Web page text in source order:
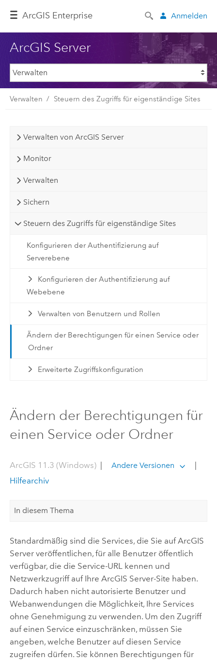
ArcGIS Enterprise Anmelden
ArcGIS Server
Verwalten Steuern des Zugriffs für eigenständige Sites
Verwalten von ArcGIS Server
Monitor
Verwalten
Sichern
Steuern des Zugriffs für eigenständige Sites
Konfigurieren der Authentifizierung auf
Serverebene
Konfigurieren der Authentifizierung auf
Webebene
Verwalten von Benutzern und Rollen
Ändern der Berechtigungen für einen Service oder
Ordner
Erweiterte Zugriffskonfiguration
Ändern der Berechtigungen für
einen Service oder Ordner
ArcGIS 11.3 (Windows)| Andere Versionen
|
Hilfearchiv
In diesem Thema
Standardmäßig sind die Services, die Sie aufArcGIS
Serververöffentlichen, für alle Benutzer öffentlich
verfügbar, die die Service-URL kennen und
Netzwerkzugriff auf Ihre ArcGIS Server-Site haben.
Dadurch haben nicht autorisierte Benutzer und
Webanwendungen die Möglichkeit, Ihre Services
ohne Genehmigung zu verwenden. Um den Zugriff
auf einen Service einzuschränken, müssen Sie
angeben, welche Benutzer auf diesen Service
zugreifen dürfen. Sie können Berechtigungen für